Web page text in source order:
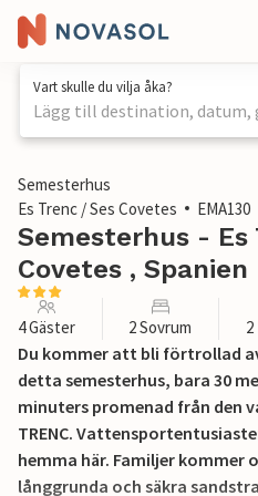
Vart skulle du vilja åka?
Lägg till destination, datum,
1 / 29
Semesterhus
Es Trenc / Ses Covetes
EMA130
Semesterhus - Es
Covetes , Spanien
4 Gäster 2 Sovrum
Du kommer att bli förtrollad
detta semesterhus, bara 30
minuters promenad från den
TRENC.
hemma här. Familjer kommer
långgrunda och säkra